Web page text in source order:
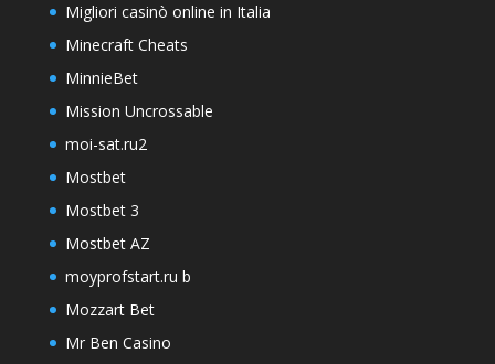
Migliori casinò online in Italia
Minecraft Cheats
MinnieBet
Mission Uncrossable
moi-sat.ru2
Mostbet
Mostbet 3
Mostbet AZ
moyprofstart.ru b
Mozzart Bet
Mr Ben Casino